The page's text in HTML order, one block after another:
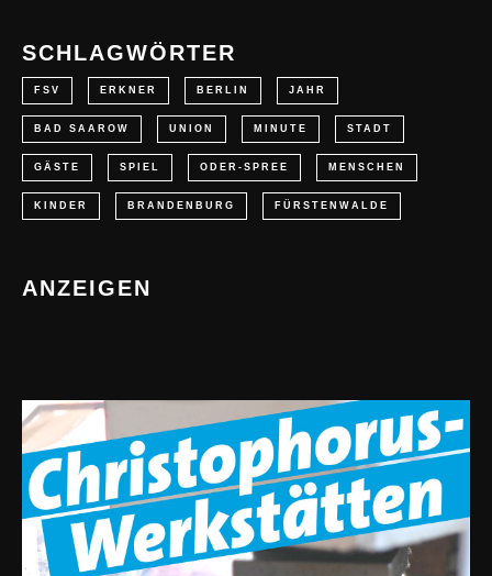
SCHLAGWÖRTER
FSV ERKNER BERLIN JAHR
BAD SAAROW UNION MINUTE STADT
GÄSTE SPIEL ODER-SPREE MENSCHEN
KINDER BRANDENBURG FÜRSTENWALDE
ANZEIGEN